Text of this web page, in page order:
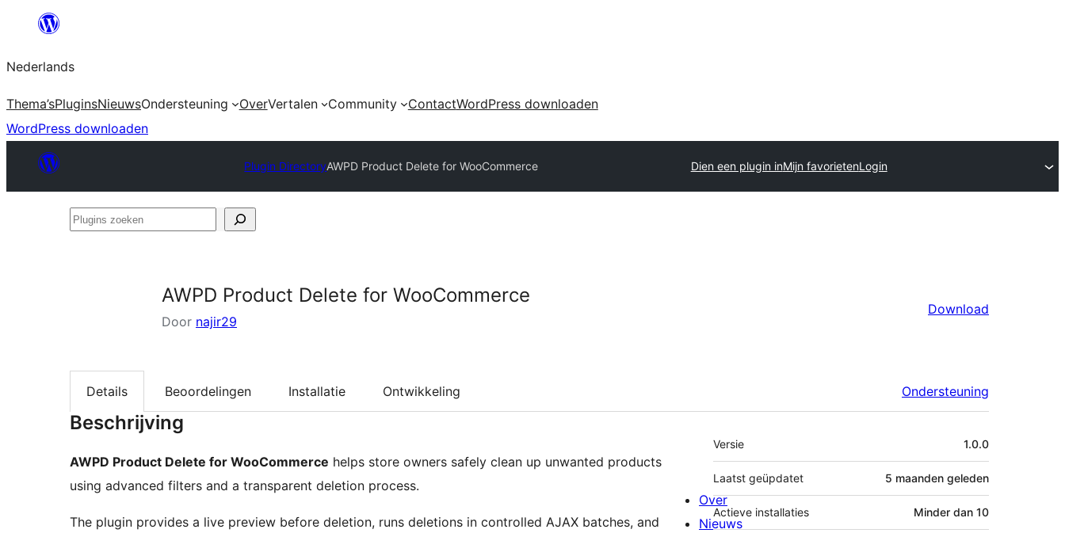
de
inhoud
Nederlands
Thema’sPluginsNieuwsOndersteuning OverVertalen Community ContactWordPress downloaden
WordPress downloaden
Plugin DirectoryAWPD Product Delete for WooCommerce Dien een plugin inMijn favorietenLogin
Plugins
AWPD Product Delete for WooCommerce
Door najir29
Download
Details Beoordelingen Installatie Ontwikkeling Ondersteuning
Beschrijving
AWPD Product Delete for WooCommerce helps store owners safely clean up unwanted products
using advanced filters and a transparent deletion process.
The plugin provides a live preview before deletion, runs deletions in controlled AJAX batches, and
Meta
Versie 1.0.0
Laatst geüpdatet 5 maanden geleden
Actieve installaties Minder dan 10
Over
Nieuws